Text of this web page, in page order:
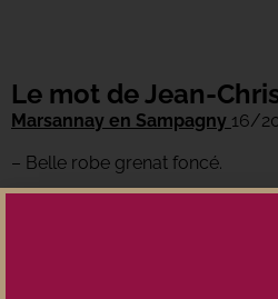
Le mot de Jean-
Marsannay en Sampagny 16/
– Belle robe grenat foncé.